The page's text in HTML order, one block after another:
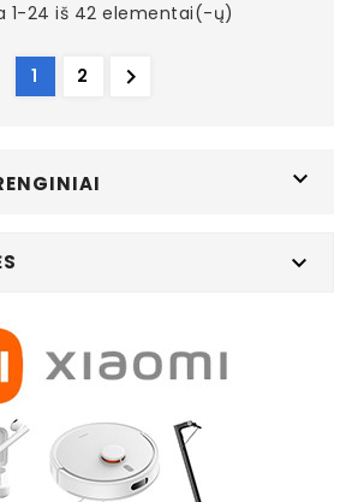
1-24 iš 42 elementai(-ų)
1 2 

